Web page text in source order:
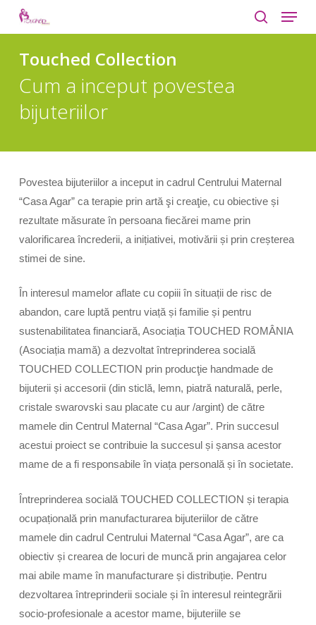
content
search
Menu
Touched Collection
Cum a inceput povestea
bijuteriilor
Povestea bijuteriilor a inceput in cadrul Centrului Maternal
“Casa Agar” ca terapie prin artă şi creaţie, cu obiective și
rezultate măsurate în persoana fiecărei mame prin
valorificarea încrederii, a inițiativei, motivării și prin creșterea
stimei de sine.
În interesul mamelor aflate cu copiii în situații de risc de
abandon, care luptă pentru viață și familie și pentru
sustenabilitatea financiară, Asociația TOUCHED ROMÂNIA
(Asociația mamă) a dezvoltat întreprinderea socială
TOUCHED COLLECTION prin producţie handmade de
bijuterii și accesorii (din sticlă, lemn, piatră naturală, perle,
cristale swarovski sau placate cu aur /argint) de către
mamele din Centrul Maternal “Casa Agar”. Prin succesul
acestui proiect se contribuie la succesul și șansa acestor
mame de a fi responsabile în viața personală și în societate.
Întreprinderea socială TOUCHED COLLECTION și terapia
ocupațională prin manufacturarea bijuteriilor de către
mamele din cadrul Centrului Maternal “Casa Agar”, are ca
obiectiv și crearea de locuri de muncă prin angajarea celor
mai abile mame în manufacturare și distribuție. Pentru
dezvoltarea întreprinderii sociale și în interesul reintegrării
socio-profesionale a acestor mame, bijuteriile se